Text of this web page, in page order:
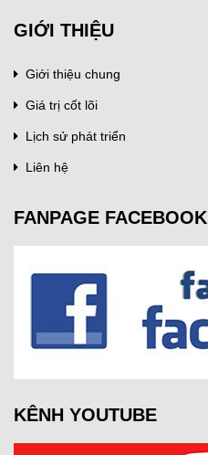
GIỚI THIỆU
Giới thiệu chung
Giá trị cốt lõi
Lịch sử phát triển
Liên hệ
FANPAGE FACEBOOK
KÊNH YOUTUBE